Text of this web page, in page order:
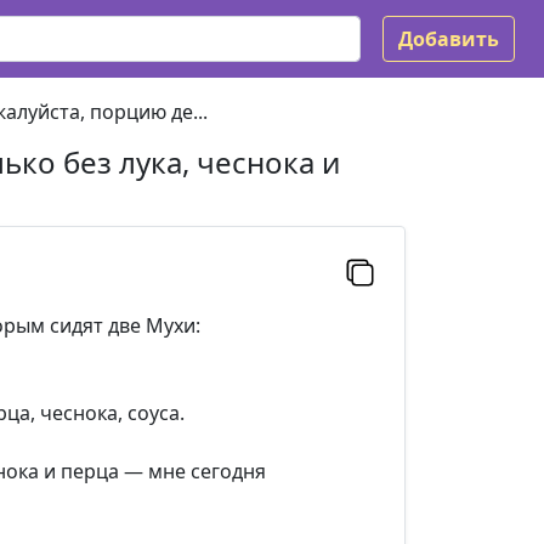
Добавить
порцию де...
без лука, чеснока и
сидят две Мухи:
чеснока, соуса.
и перца — мне сегодня